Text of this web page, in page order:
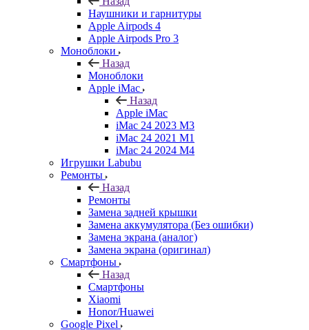
Наушники и гарнитуры
Apple Airpods 4
Apple Airpods Pro 3
Моноблоки
Назад
Моноблоки
Apple iMac
Назад
Apple iMac
iMac 24 2023 M3
iMac 24 2021 M1
iMac 24 2024 M4
Игрушки Labubu
Ремонты
Назад
Ремонты
Замена задней крышки
Замена аккумулятора (Без ошибки)
Замена экрана (аналог)
Замена экрана (оригинал)
Смартфоны
Назад
Смартфоны
Xiaomi
Honor/Huawei
Google Pixel